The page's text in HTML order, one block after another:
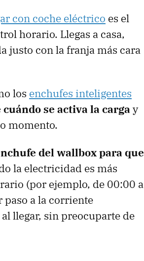
con coche eléctrico es el
horario. Llegas a casa,
justo con la franja más cara
los enchufes inteligentes
se activa la carga y
momento.
del wallbox para que
la electricidad es más
(por ejemplo, de 00:00 a
paso a la corriente
llegar, sin preocuparte de